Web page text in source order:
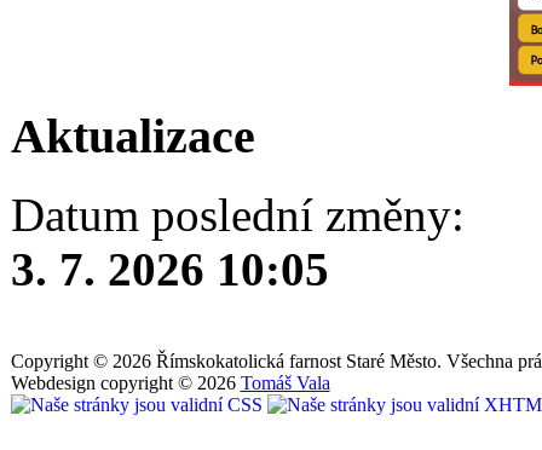
Aktualizace
Datum poslední změny:
3. 7. 2026 10:05
Copyright © 2026 Římskokatolická farnost Staré Město. Všechna
Webdesign copyright © 2026 Tomáš Vala